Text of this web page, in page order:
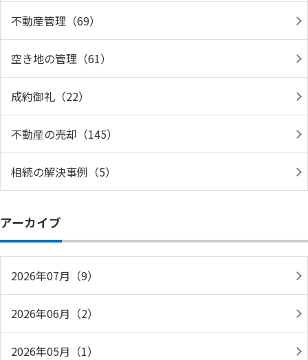
不動産管理（69）
空き地の管理（61）
成約御礼（22）
不動産の売却（145）
相続の解決事例（5）
アーカイブ
2026年07月（9）
2026年06月（2）
2026年05月（1）